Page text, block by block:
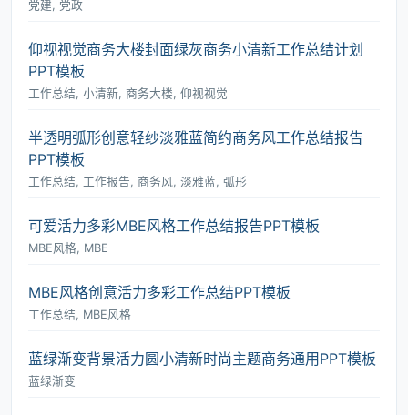
党建, 党政
仰视视觉商务大楼封面绿灰商务小清新工作总结计划
PPT模板
工作总结, 小清新, 商务大楼, 仰视视觉
半透明弧形创意轻纱淡雅蓝简约商务风工作总结报告
PPT模板
工作总结, 工作报告, 商务风, 淡雅蓝, 弧形
可爱活力多彩MBE风格工作总结报告PPT模板
MBE风格, MBE
MBE风格创意活力多彩工作总结PPT模板
工作总结, MBE风格
蓝绿渐变背景活力圆小清新时尚主题商务通用PPT模板
蓝绿渐变